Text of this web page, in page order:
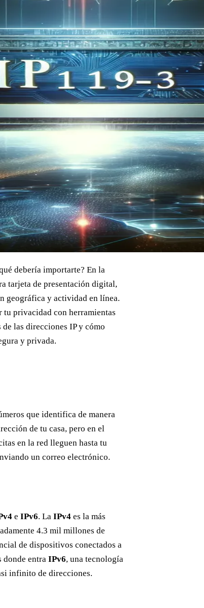
debería importarte? En la
tarjeta de presentación digital,
geográfica y actividad en línea.
tu privacidad con herramientas
las direcciones IP y cómo
y privada.
que identifica de manera
de tu casa, pero en el
en la red lleguen hasta tu
un correo electrónico.
e IPv6. La IPv4 es la más
4.3 mil millones de
de dispositivos conectados a
donde entra IPv6, una tecnología
infinito de direcciones.